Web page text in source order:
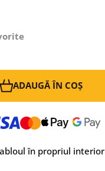
ADAUGĂ ÎN COȘ
în propriul interior